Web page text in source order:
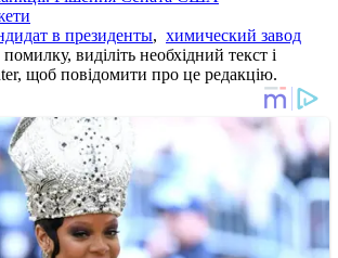
в президенты, химический завод
виділіть необхідний текст і
щоб повідомити про це редакцію.